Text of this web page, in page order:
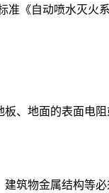
准《自动喷水灭火
、地面的表面电
筑物金属结构等